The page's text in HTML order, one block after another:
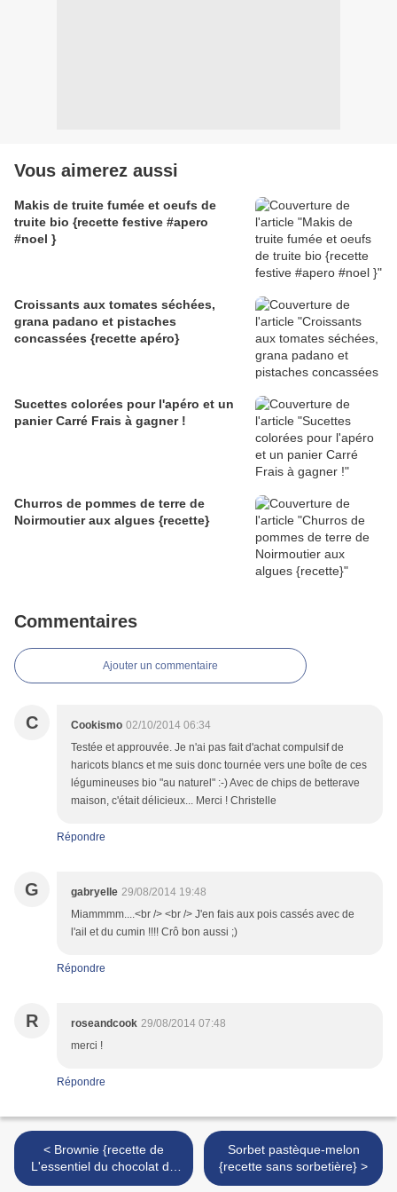
Vous aimerez aussi
Makis de truite fumée et oeufs de
truite bio {recette festive #apero
#noel }
Croissants aux tomates séchées,
grana padano et pistaches
concassées {recette apéro}
Sucettes colorées pour l'apéro et un
panier Carré Frais à gagner !
Churros de pommes de terre de
Noirmoutier aux algues {recette}
Commentaires
Ajouter un commentaire
C Cookismo 02/10/2014 06:34
Testée et approuvée. Je n'ai pas fait d'achat compulsif de
haricots blancs et me suis donc tournée vers une boîte de ces
légumineuses bio "au naturel" :-) Avec de chips de betterave
maison, c'était délicieux... Merci ! Christelle
Répondre
G gabryelle 29/08/2014 19:48
Miammmm....<br /> <br /> J'en fais aux pois cassés avec de
l'ail et du cumin !!!! Crô bon aussi ;)
Répondre
R roseandcook 29/08/2014 07:48
merci !
Répondre
< Brownie {recette de
L'essentiel du chocolat de
Valrhona}
Sorbet pastèque-melon
{recette sans sorbetière} >